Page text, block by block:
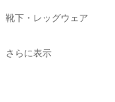
靴下・レッグウェア
さらに表示